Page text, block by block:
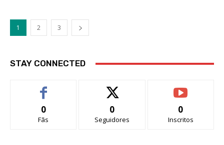
1 2 3
STAY CONNECTED
0
Fãs
0
Seguidores
0
Inscritos